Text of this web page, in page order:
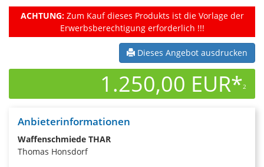
ACHTUNG:Zum Kauf dieses Produkts ist die Vorlage der
Erwerbsberechtigung erforderlich !!!
Dieses Angebot ausdrucken
1.250,00 EUR*2
Anbieterinformationen
Waffenschmiede THAR
Thomas Honsdorf